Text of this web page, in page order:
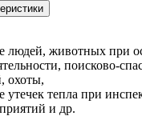
людей, животных при
поисково-
охоты,
тепла при
и др.